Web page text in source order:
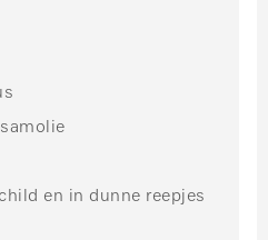
en in dunne reepjes